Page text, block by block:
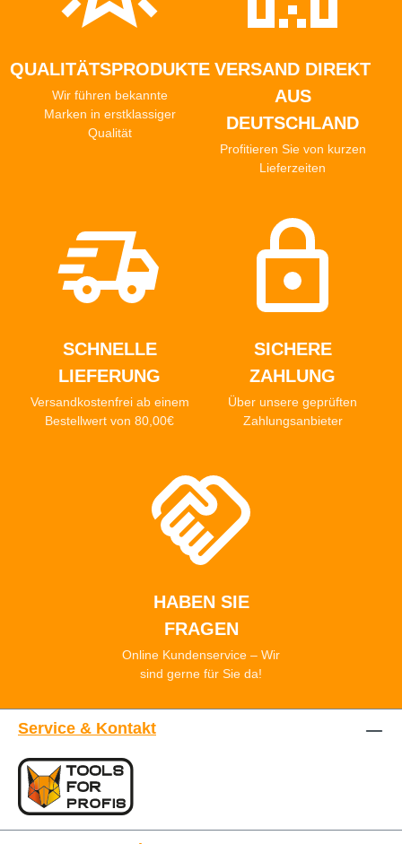
QUALITÄTSPRODUKTE
Wir führen bekannte
Marken in erstklassiger
Qualität
VERSAND DIREKT
AUS
DEUTSCHLAND
Profitieren Sie von kurzen
Lieferzeiten
SCHNELLE
LIEFERUNG
Versandkostenfrei ab einem
Bestellwert von 80,00€
SICHERE
ZAHLUNG
Über unsere geprüften
Zahlungsanbieter
HABEN SIE
FRAGEN
Online Kundenservice – Wir
sind gerne für Sie da!
Service & Kontakt